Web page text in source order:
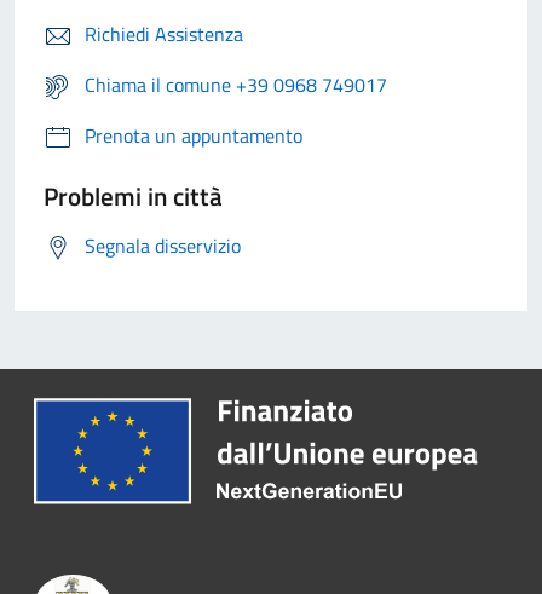
Richiedi Assistenza
Chiama il comune +39 0968 749017
Prenota un appuntamento
Problemi in città
Segnala disservizio